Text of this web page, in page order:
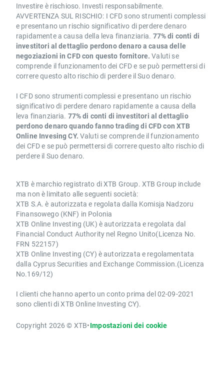
Investire è rischioso. Investi responsabilmente.
AVVERTENZA SUL RISCHIO: I CFD sono strumenti complessi
e presentano un rischio significativo di perdere denaro
rapidamente a causa della leva finanziaria. 77% di conti di
investitori al dettaglio perdono denaro a causa delle
negoziazioni in CFD con questo fornitore. Valuti se
comprende il funzionamento dei CFD e se può permettersi di
correre questo alto rischio di perdere il Suo denaro.
I CFD sono strumenti complessi e presentano un rischio
significativo di perdere denaro rapidamente a causa della
leva finanziaria. 77% di conti di investitori al dettaglio
perdono denaro quando fanno trading di CFD con XTB
Online Invesing CY. Valuti se comprende il funzionamento
dei CFD e se può permettersi di correre questo alto rischio di
perdere il Suo denaro.
XTB è marchio registrato di XTB Group. XTB Group include
ma non è limitato alle seguenti società:
XTB S.A. è autorizzata e regolata dalla Komisja Nadzoru
Finansowego (KNF) in Polonia
XTB Online Investing (UK) è autorizzata e regolata dal
Financial Conduct Authority nel Regno Unito(Licenza No.
FRN 522157)
XTB Online Investing (CY) è autorizzata e regolamentata
dalla Cyprus Securities and Exchange Commission.(Licenza
No.169/12)
I clienti che hanno aperto un conto prima del 02-09-2021
sono clienti di XTB Online Investing CY).
Copyright 2026 © XTB•Impostazioni dei cookie